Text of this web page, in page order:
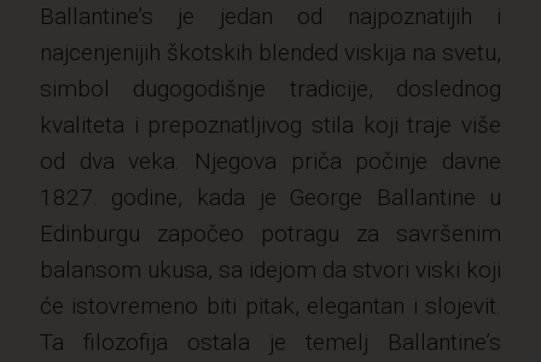
Ballantine’s je jedan od najpoznatijih i
najcenjenijih škotskih blended viskija na svetu,
simbol dugogodišnje tradicije, doslednog
kvaliteta i prepoznatljivog stila koji traje više
od dva veka. Njegova priča počinje davne
1827. godine, kada je George Ballantine u
Edinburgu započeo potragu za savršenim
balansom ukusa, sa idejom da stvori viski koji
će istovremeno biti pitak, elegantan i slojevit.
Ta filozofija ostala je temelj Ballantine’s